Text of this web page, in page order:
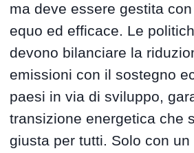
ma deve essere gestita
equo ed efficace. Le
devono bilanciare la
emissioni con il sostegno
paesi in via di sviluppo,
transizione energetica che
giusta per tutti. Solo con un